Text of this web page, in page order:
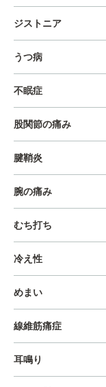
ジストニア
うつ病
不眠症
股関節の痛み
腱鞘炎
腕の痛み
むち打ち
冷え性
めまい
線維筋痛症
耳鳴り